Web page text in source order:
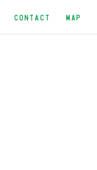
CONTACT MAP